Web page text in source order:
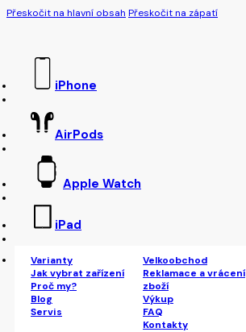
Přeskočit na hlavní obsah Přeskočit na zápatí
iPhone
AirPods
Apple Watch
iPad
Varianty
Jak vybrat zařízení
Proč my?
Blog
Servis
Velkoobchod
Reklamace a vrácení
zboží
Výkup
FAQ
Kontakty